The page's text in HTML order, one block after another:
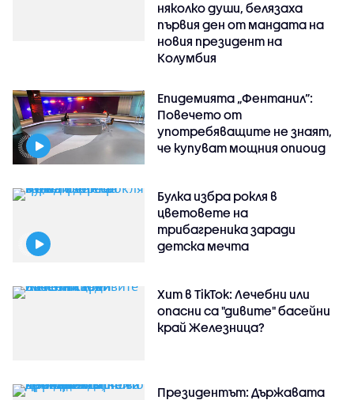
няколко души, белязаха
първия ден от мандата на
новия президент на
Колумбия
Епидемията „Фентанил”:
Повечето от
употребяващите не знаят,
че купуват мощния опиоид
Булка избра рокля в
цветовете на
трибагреника заради
детска мечта
Хит в TikTok: Лечебни или
опасни са "дивите" басейни
край Железница?
Президентът: Държавата